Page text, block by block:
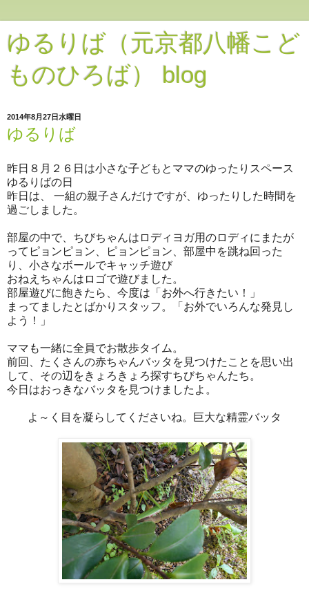
ゆるりば（元京都八幡こど
ものひろば） blog
2014年8月27日水曜日
ゆるりば
昨日８月２６日は小さな子どもとママのゆったりスペース
ゆるりばの日
昨日は、 一組の親子さんだけですが、ゆったりした時間を
過ごしました。
部屋の中で、ちびちゃんはロディヨガ用のロディにまたが
ってピョンピョン、ピョンピョン、部屋中を跳ね回った
り、小さなボールでキャッチ遊び
おねえちゃんはロゴで遊びました。
部屋遊びに飽きたら、今度は「お外へ行きたい！」
まってましたとばかりスタッフ。「お外でいろんな発見し
よう！」
ママも一緒に全員でお散歩タイム。
前回、たくさんの赤ちゃんバッタを見つけたことを思い出
して、その辺をきょろきょろ探すちびちゃんたち。
今日はおっきなバッタを見つけましたよ。
よ～く目を凝らしてくださいね。巨大な精霊バッタ